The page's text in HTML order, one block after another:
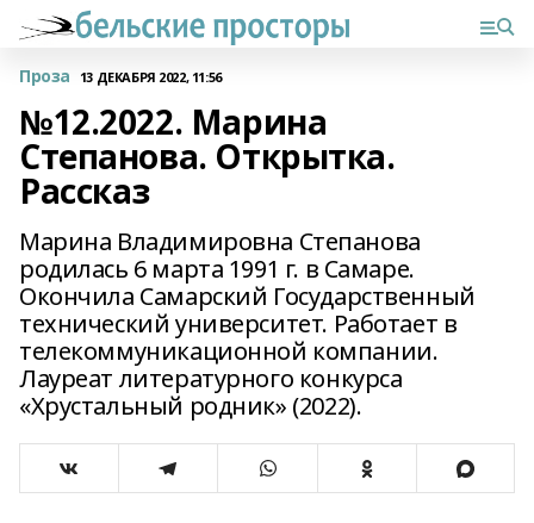
Проза 13 ДЕКАБРЯ 2022, 11:56
№12.2022. Марина
Степанова. Открытка.
Рассказ
Марина Владимировна Степанова
родилась 6 марта 1991 г. в Самаре.
Окончила Самарский Государственный
технический университет. Работает в
телекоммуникационной компании.
Лауреат литературного конкурса
«Хрустальный родник» (2022).